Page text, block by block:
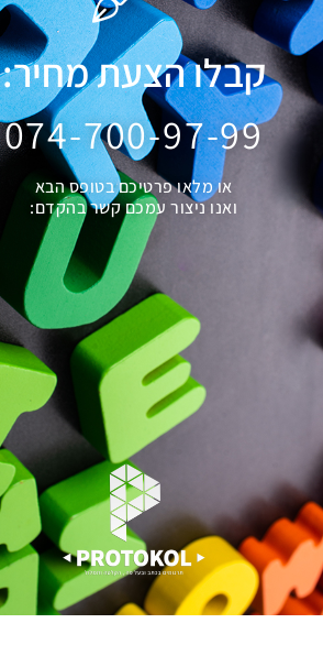
קבלו הצעת מחיר:
074-700-97-99
או מלאו פרטיכם בטופס הבא
ואנו ניצור עמכם קשר בהקדם: